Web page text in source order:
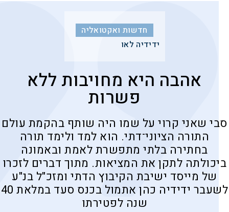
חדשות ואקטואליה
ידידיה לאו
אהבה היא מחויבות ללא
פשרות
סבי שאני קרוי על שמו היה שותף בהקמת עולם
התורה הציוני־דתי. הוא למד ולימד תורה
בחתירה בלתי מתפשרת לאמת ובאמונה
ביכולתה לתקן את המציאות. מתוך דברים לזכרו
של מייסד ישיבת הקיבוץ הדתי ומזכ"ל בנ"ע
לשעבר ידידיה כהן אתמול בכנס סעד במלאת 40
שנה לפטירתו